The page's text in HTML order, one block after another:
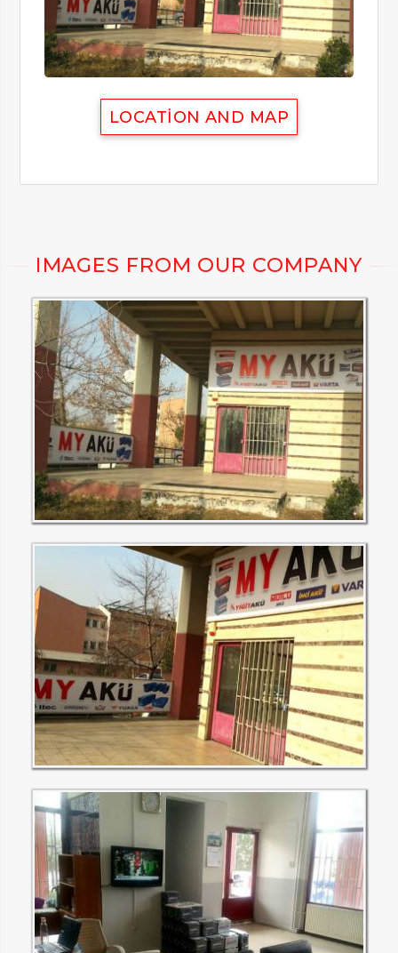
LOCATION AND MAP